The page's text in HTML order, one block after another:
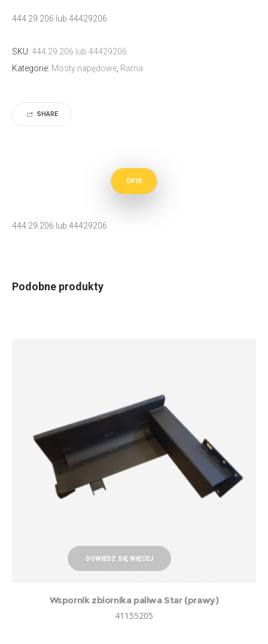
444.29.206 lub 44429206
SKU: 444.29.206 lub 44429206
Kategorie: Mosty napędowe, Rama
SHARE
OPIS
444.29.206 lub 44429206
Podobne produkty
DOWIEDZ SIĘ WIĘCEJ
Wspornik zbiornika paliwa Star (prawy)
41155205